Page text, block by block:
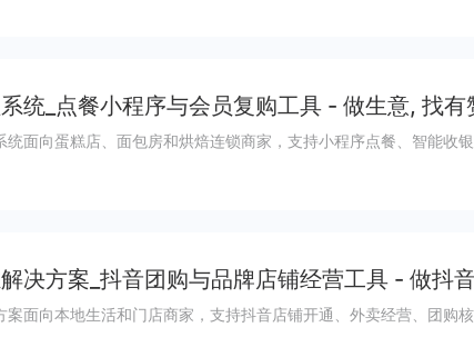
统_点餐小程序与会员复购工具 - 做生意, 找有
统面向蛋糕店、面包房和烘焙连锁商家，支持小程序点餐、智能收
决方案_抖音团购与品牌店铺经营工具 - 做抖
案面向本地生活和门店商家，支持抖音店铺开通、外卖经营、团购